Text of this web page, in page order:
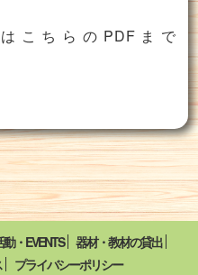
こちらのPDFまで
・EVENTS
器材・教材の貸出
プライバシーポリシー